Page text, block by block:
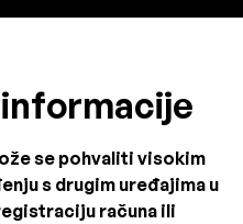
se pohvaliti visokim
s drugim uređajima u
računa ili